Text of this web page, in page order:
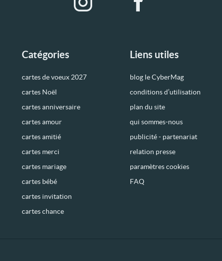
Catégories
cartes de voeux 2027
cartes Noël
cartes anniversaire
cartes amour
cartes amitié
cartes merci
cartes mariage
cartes bébé
cartes invitation
cartes chance
Liens utiles
blog le CyberMag
conditions d’utilisation
plan du site
qui sommes-nous
publicité - partenariat
relation presse
paramètres cookies
FAQ